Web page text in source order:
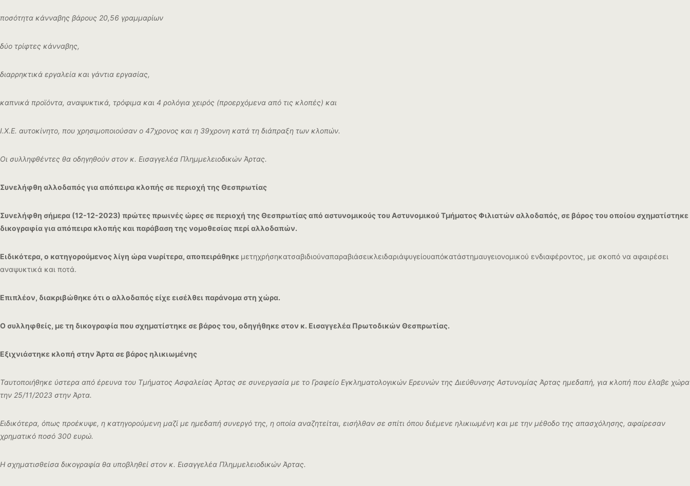
ποσότητα κάνναβης βάρους 20,56 γραμμαρίων
δύο τρίφτες κάνναβης,
διαρρηκτικά εργαλεία και γάντια εργασίας,
καπνικά προϊόντα, αναψυκτικά, τρόφιμα και 4 ρολόγια χειρός (προερχόμενα από τις κλοπές) και
Ι.Χ.Ε. αυτοκίνητο, που χρησιμοποιούσαν ο 47χρονος και η 39χρονη κατά τη διάπραξη των κλοπών.
Οι συλληφθέντες θα οδηγηθούν στον κ. Εισαγγελέα Πλημμελειοδικών Άρτας.
Συνελήφθη αλλοδαπός για απόπειρα κλοπής σε περιοχή της Θεσπρωτίας
Συνελήφθη σήμερα (12-12-2023) πρώτες πρωινές ώρες σε περιοχή της Θεσπρωτίας από αστυνομικούς του Αστυνομικού Τμήματος Φιλιατών αλλοδαπός, σε βάρος του οποίου σχηματίστηκε
δικογραφία για απόπειρα κλοπής και παράβαση της νομοθεσίας περί αλλοδαπών.
Ειδικότερα, ο κατηγορούμενος λίγη ώρα νωρίτερα, αποπειράθηκε μετηχρήσηκατσαβιδιούναπαραβιάσεικλειδαριάψυγείουαπόκατάστημαυγειονομικού ενδιαφέροντος, με σκοπό να αφαιρέσει
αναψυκτικά και ποτά.
Επιπλέον, διακριβώθηκε ότι ο αλλοδαπός είχε εισέλθει παράνομα στη χώρα.
Ο συλληφθείς, με τη δικογραφία που σχηματίστηκε σε βάρος του, οδηγήθηκε στον κ. Εισαγγελέα Πρωτοδικών Θεσπρωτίας.
Εξιχνιάστηκε κλοπή στην Άρτα σε βάρος ηλικιωμένης
Ταυτοποιήθηκε ύστερα από έρευνα του Τμήματος Ασφαλείας Άρτας σε συνεργασία με το Γραφείο Εγκληματολογικών Ερευνών της Διεύθυνσης Αστυνομίας Άρτας ημεδαπή, για κλοπή που έλαβε χώρα
την 25/11/2023 στην Άρτα.
Ειδικότερα, όπως προέκυψε, η κατηγορούμενη μαζί με ημεδαπή συνεργό της, η οποία αναζητείται, εισήλθαν σε σπίτι όπου διέμενε ηλικιωμένη και με την μέθοδο της απασχόλησης, αφαίρεσαν
χρηματικό ποσό 300 ευρώ.
Η σχηματισθείσα δικογραφία θα υποβληθεί στον κ. Εισαγγελέα Πλημμελειοδικών Άρτας.